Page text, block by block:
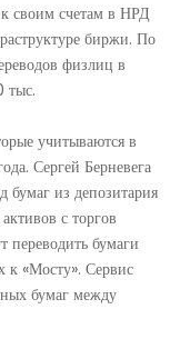
к своим счетам в НРД
биржи. По
физлиц в
тыс.
учитываются в
Сергей Берневега
бумаг из депозитария
с торгов
переводить бумаги
к «Мосту». Сервис
бумаг между